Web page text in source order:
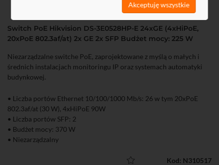
Akceptuję wszystkie
Switch PoE Hikvision DS-3E0528HP-E 24xGE (4xHiPoE,
20xPoE 802.3af/at) 2x GE 2x SFP Budżet mocy: 225 W
Niezarządzalne switche PoE, zaprojektowane z myślą o małych i
średnich instalacjach monitoringu IP oraz systemach automatyki
budynkowej.
• Liczba portów Ethernet 10/100/1000 Mb/s: 26 w tym 20xPoE
802.3af/at (30 W), 4xHiPoE 90W
• Liczba portów SFP: 2
• Budżet mocy: 370 W
• Niezarządzalny
Kod: N310517